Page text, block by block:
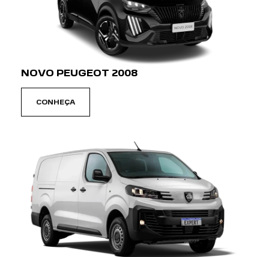
NOVO PEUGEOT 2008
CONHEÇA